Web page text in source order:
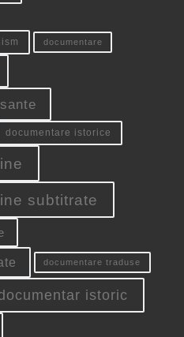
documentare
documentare istorice
subtitrate
documentare traduse
istoric